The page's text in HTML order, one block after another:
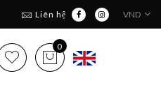
Liên hệ VND
0